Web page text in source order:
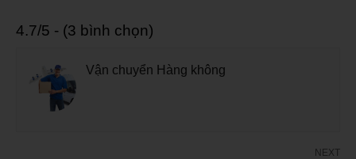
4.7/5 - (3 bình chọn)
Vận chuyển Hàng không
NEXT